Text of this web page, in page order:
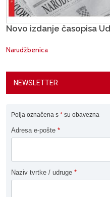
Novo izdanje časopisa
Narudžbenica
NEWSLETTER
Polja označena s * su obavezna
Adresa e-pošte *
Naziv tvrtke / udruge *